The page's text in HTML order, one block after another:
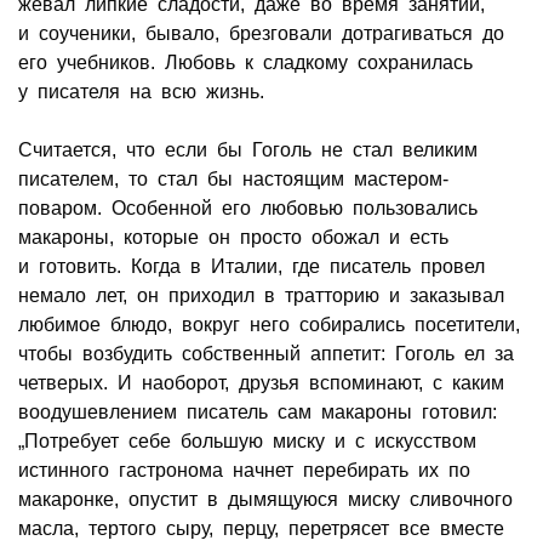
жевал липкие сладости, даже во время занятий,
и соученики, бывало, брезговали дотрагиваться до
его учебников. Любовь к сладкому сохранилась
у писателя на всю жизнь.
Считается, что если бы Гоголь не стал великим
писателем, то стал бы настоящим мастером-
поваром. Особенной его любовью пользовались
макароны, которые он просто обожал и есть
и готовить. Когда в Италии, где писатель провел
немало лет, он приходил в тратторию и заказывал
любимое блюдо, вокруг него собирались посетители,
чтобы возбудить собственный аппетит: Гоголь ел за
четверых. И наоборот, друзья вспоминают, с каким
воодушевлением писатель сам макароны готовил:
„Потребует себе большую миску и с искусством
истинного гастронома начнет перебирать их по
макаронке, опустит в дымящуюся миску сливочного
масла, тертого сыру, перцу, перетрясет все вместе